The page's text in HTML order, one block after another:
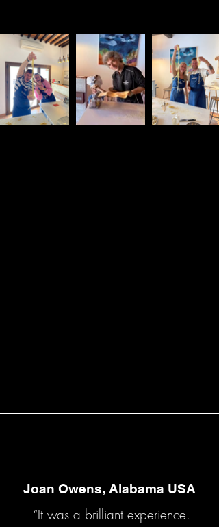
Joan Owens, Alabama USA
“It was a brilliant experience.